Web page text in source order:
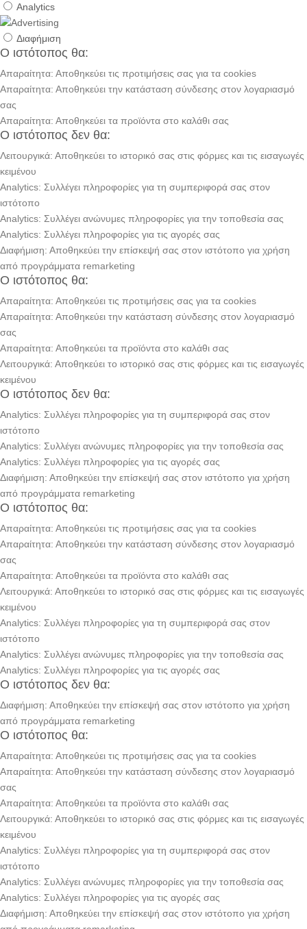
Analytics
Διαφήμιση
Ο ιστότοπος θα:
Απαραίτητα: Αποθηκεύει τις προτιμήσεις σας για τα cookies
Απαραίτητα: Αποθηκεύει την κατάσταση σύνδεσης στον λογαριασμό
σας
Απαραίτητα: Αποθηκεύει τα προϊόντα στο καλάθι σας
Ο ιστότοπος δεν θα:
Λειτουργικά: Αποθηκεύει το ιστορικό σας στις φόρμες και τις εισαγωγές
κειμένου
Analytics: Συλλέγει πληροφορίες για τη συμπεριφορά σας στον
ιστότοπο
Analytics: Συλλέγει ανώνυμες πληροφορίες για την τοποθεσία σας
Analytics: Συλλέγει πληροφορίες για τις αγορές σας
Διαφήμιση: Αποθηκεύει την επίσκεψή σας στον ιστότοπο για χρήση
από προγράμματα remarketing
Ο ιστότοπος θα:
Απαραίτητα: Αποθηκεύει τις προτιμήσεις σας για τα cookies
Απαραίτητα: Αποθηκεύει την κατάσταση σύνδεσης στον λογαριασμό
σας
Απαραίτητα: Αποθηκεύει τα προϊόντα στο καλάθι σας
Λειτουργικά: Αποθηκεύει το ιστορικό σας στις φόρμες και τις εισαγωγές
κειμένου
Ο ιστότοπος δεν θα:
Analytics: Συλλέγει πληροφορίες για τη συμπεριφορά σας στον
ιστότοπο
Analytics: Συλλέγει ανώνυμες πληροφορίες για την τοποθεσία σας
Analytics: Συλλέγει πληροφορίες για τις αγορές σας
Διαφήμιση: Αποθηκεύει την επίσκεψή σας στον ιστότοπο για χρήση
από προγράμματα remarketing
Ο ιστότοπος θα:
Απαραίτητα: Αποθηκεύει τις προτιμήσεις σας για τα cookies
Απαραίτητα: Αποθηκεύει την κατάσταση σύνδεσης στον λογαριασμό
σας
Απαραίτητα: Αποθηκεύει τα προϊόντα στο καλάθι σας
Λειτουργικά: Αποθηκεύει το ιστορικό σας στις φόρμες και τις εισαγωγές
κειμένου
Analytics: Συλλέγει πληροφορίες για τη συμπεριφορά σας στον
ιστότοπο
Analytics: Συλλέγει ανώνυμες πληροφορίες για την τοποθεσία σας
Analytics: Συλλέγει πληροφορίες για τις αγορές σας
Ο ιστότοπος δεν θα:
Διαφήμιση: Αποθηκεύει την επίσκεψή σας στον ιστότοπο για χρήση
από προγράμματα remarketing
Ο ιστότοπος θα:
Απαραίτητα: Αποθηκεύει τις προτιμήσεις σας για τα cookies
Απαραίτητα: Αποθηκεύει την κατάσταση σύνδεσης στον λογαριασμό
σας
Απαραίτητα: Αποθηκεύει τα προϊόντα στο καλάθι σας
Λειτουργικά: Αποθηκεύει το ιστορικό σας στις φόρμες και τις εισαγωγές
κειμένου
Analytics: Συλλέγει πληροφορίες για τη συμπεριφορά σας στον
ιστότοπο
Analytics: Συλλέγει ανώνυμες πληροφορίες για την τοποθεσία σας
Analytics: Συλλέγει πληροφορίες για τις αγορές σας
Διαφήμιση: Αποθηκεύει την επίσκεψή σας στον ιστότοπο για χρήση